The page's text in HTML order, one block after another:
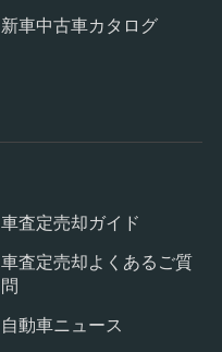
新車中古車カタログ
車査定売却ガイド
車査定売却よくあるご質
問
自動車ニュース